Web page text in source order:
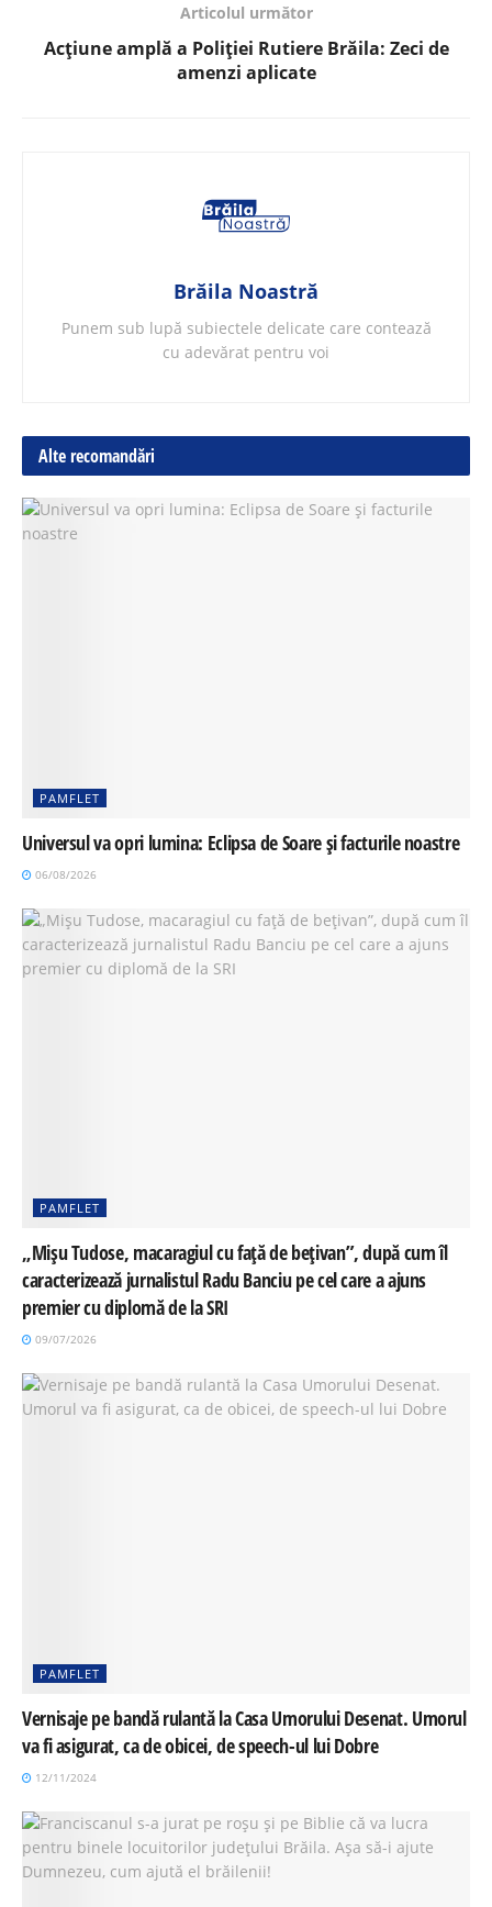
Articolul următor
Acțiune amplă a Poliției Rutiere Brăila: Zeci de
amenzi aplicate
Brăila Noastră
Punem sub lupă subiectele delicate care contează
cu adevărat pentru voi
Alte recomandări
PAMFLET
Universul va opri lumina: Eclipsa de Soare și facturile noastre
06/08/2026
PAMFLET
„Mișu Tudose, macaragiul cu față de bețivan”, după cum îl
caracterizează jurnalistul Radu Banciu pe cel care a ajuns
premier cu diplomă de la SRI
09/07/2026
PAMFLET
Vernisaje pe bandă rulantă la Casa Umorului Desenat. Umorul
va fi asigurat, ca de obicei, de speech-ul lui Dobre
12/11/2024